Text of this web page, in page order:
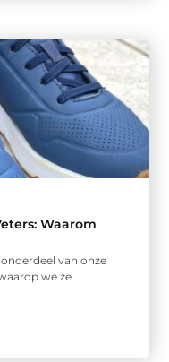
Waarom
van onze
we ze